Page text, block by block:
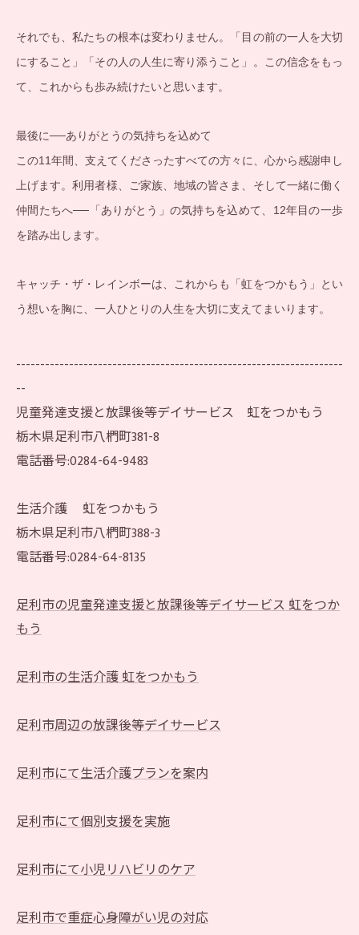
それでも、私たちの根本は変わりません。「目の前の一人を大切
にすること」「その人の人生に寄り添うこと」。この信念をもっ
て、これからも歩み続けたいと思います。
最後に──ありがとうの気持ちを込めて
この11年間、支えてくださったすべての方々に、心から感謝申し
上げます。利用者様、ご家族、地域の皆さま、そして一緒に働く
仲間たちへ──「ありがとう」の気持ちを込めて、12年目の一歩
を踏み出します。
キャッチ・ザ・レインボーは、これからも「虹をつかもう」とい
う想いを胸に、一人ひとりの人生を大切に支えてまいります。
--------------------------------------------------------------------
--
児童発達支援と放課後等デイサービス 虹をつかもう
栃木県足利市八椚町381-8
電話番号:0284-64-9483
生活介護 虹をつかもう
栃木県足利市八椚町388-3
電話番号:0284-64-8135
足利市の児童発達支援と放課後等デイサービス 虹をつか
もう
足利市の生活介護 虹をつかもう
足利市周辺の放課後等デイサービス
足利市にて生活介護プランを案内
足利市にて個別支援を実施
足利市にて小児リハビリのケア
足利市で重症心身障がい児の対応